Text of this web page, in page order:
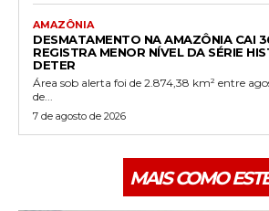
AMAZÔNIA
DESMATAMENTO NA AMAZÔNIA CAI
REGISTRA MENOR NÍVEL DA SÉRIE
DETER
Área sob alerta foi de 2.874,38 km² entre
de...
7 de agosto de 2026
MAIS COMO